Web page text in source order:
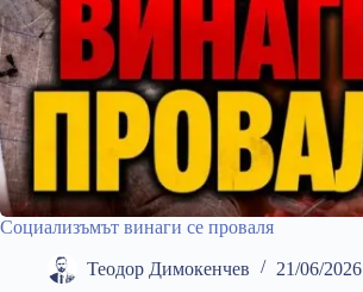
Социализъмът винаги се проваля
Теодор Димокенчев 21/06/2026